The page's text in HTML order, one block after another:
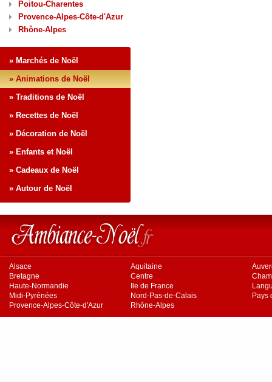
Poitou-Charentes
Provence-Alpes-Côte-d'Azur
Rhône-Alpes
» Marchés de Noël
» Animations de Noël
» Traditions de Noël
» Recettes de Noël
» Décoration de Noël
» Enfants et Noël
» Cadeaux de Noël
» Autour de Noël
Alsace Aquitaine
Bretagne
Centre
Haute-Normandie
Ile de France
Midi-Pyrénées
Nord-Pas-de-Calais
Pays
Provence-Alpes-Côte-d'Azur
Rhône-Alpes